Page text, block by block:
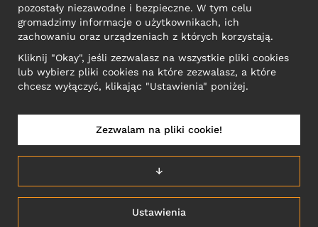
ADRES KONTAKTOWY
Motley Denim Europe OÜ
Narva mnt 5, EE-10117 Tallinn
Reg: 12356245
Uwaga! Nie wysyłaj zwrotów produktów na ten adres!
POLSKA/POLSKI
pozostały niezawodne i bezpieczne. W tym celu
gromadzimy informacje o użytkownikach, ich
zachowaniu oraz urządzeniach z których korzystają.
Kliknij "Okay", jeśli zezwalasz na wszystkie pliki cookies
lub wybierz pliki cookies na które zezwalasz, a które
chcesz wyłączyć, klikając "Ustawienia" poniżej.
Ustawienia
↓
Zezwalam na pliki cookie!